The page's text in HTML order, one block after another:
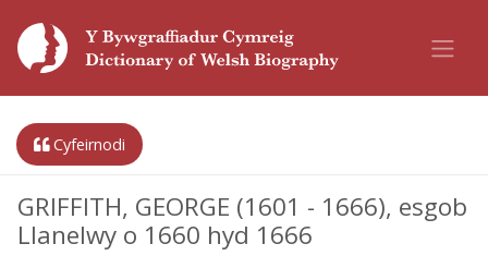
Cyfeirnodi
GRIFFITH, GEORGE (1601 - 1666), esgob
Llanelwy o 1660 hyd 1666